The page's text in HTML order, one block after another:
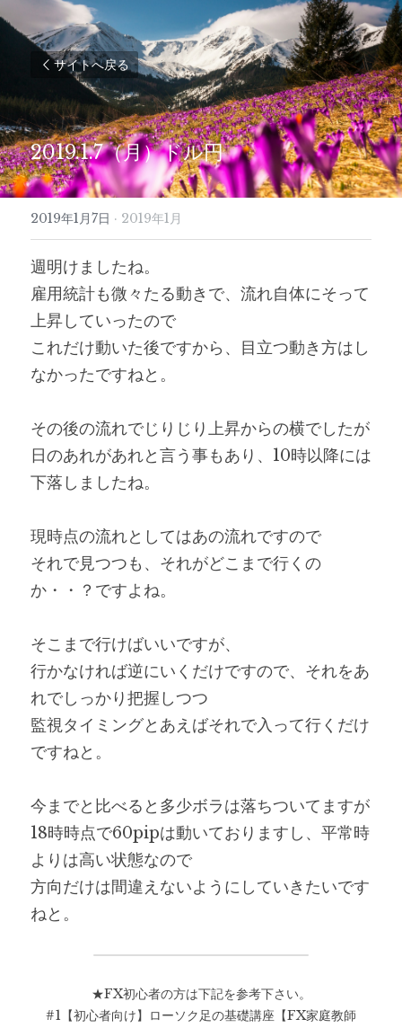
サイトへ戻る
2019.1.7（月）ドル円
2019年1月7日 · 2019年1月
週明けましたね。
雇用統計も微々たる動きで、流れ自体にそって
上昇していったので
これだけ動いた後ですから、目立つ動き方はし
なかったですねと。
その後の流れでじりじり上昇からの横でしたが
日のあれがあれと言う事もあり、10時以降には
下落しましたね。
現時点の流れとしてはあの流れですので
それで見つつも、それがどこまで行くの
か・・？ですよね。
そこまで行けばいいですが、
行かなければ逆にいくだけですので、それをあ
れでしっかり把握しつつ
監視タイミングとあえばそれで入って行くだけ
ですねと。
今までと比べると多少ボラは落ちついてますが
18時時点で60pipは動いておりますし、平常時
よりは高い状態なので
方向だけは間違えないようにしていきたいです
ねと。
★FX初心者の方は下記を参考下さい。
#1【初心者向け】ローソク足の基礎講座【FX家庭教師